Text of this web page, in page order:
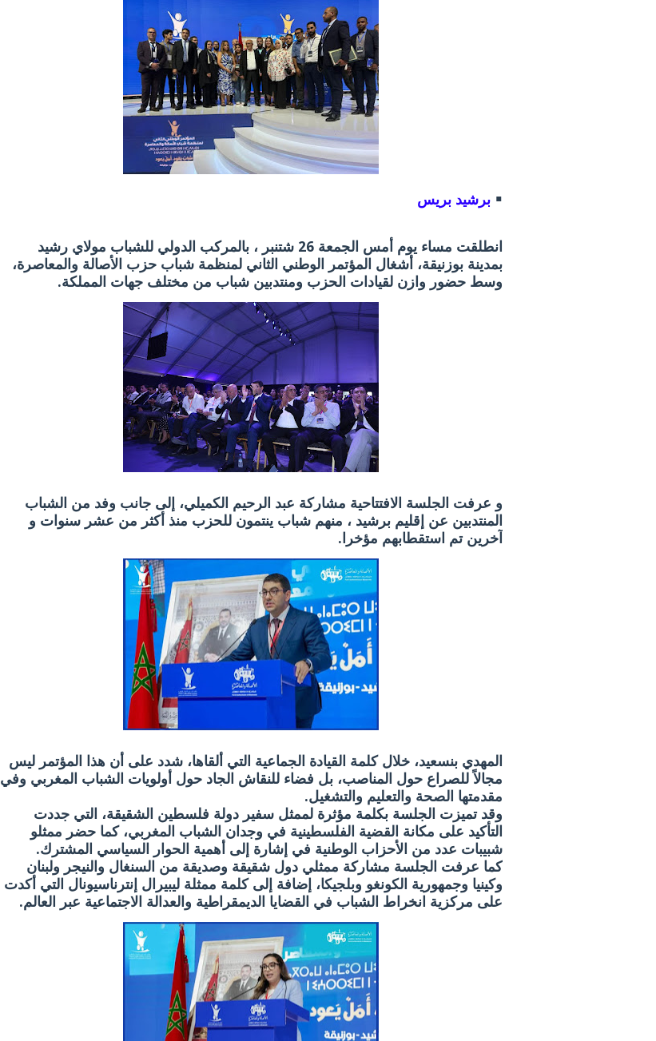
▪️ برشيد بريس
انطلقت مساء يوم أمس الجمعة 26 شتنبر ، بالمركب الدولي للشباب مولاي رشيد
بمدينة بوزنيقة، أشغال المؤتمر الوطني الثاني لمنظمة شباب حزب الأصالة والمعاصرة،
وسط حضور وازن لقيادات الحزب ومنتدبين شباب من مختلف جهات المملكة.
و عرفت الجلسة الافتتاحية مشاركة عبد الرحيم الكميلي، إلى جانب وفد من الشباب
المنتدبين عن إقليم برشيد ، منهم شباب ينتمون للحزب منذ أكثر من عشر سنوات و
آخرين تم استقطابهم مؤخرا.
المهدي بنسعيد، خلال كلمة القيادة الجماعية التي ألقاها، شدد على أن هذا المؤتمر ليس
مجالاً للصراع حول المناصب، بل فضاء للنقاش الجاد حول أولويات الشباب المغربي وفي
مقدمتها الصحة والتعليم والتشغيل.
‎وقد تميزت الجلسة بكلمة مؤثرة لممثل سفير دولة فلسطين الشقيقة، التي جددت
التأكيد على مكانة القضية الفلسطينية في وجدان الشباب المغربي، كما حضر ممثلو
شبيبات عدد من الأحزاب الوطنية في إشارة إلى أهمية الحوار السياسي المشترك.
‎كما عرفت الجلسة مشاركة ممثلي دول شقيقة وصديقة من السنغال والنيجر ولبنان
وكينيا وجمهورية الكونغو وبلجيكا، إضافة إلى كلمة ممثلة ليبيرال إنترناسيونال التي أكدت
على مركزية انخراط الشباب في القضايا الديمقراطية والعدالة الاجتماعية عبر العالم.